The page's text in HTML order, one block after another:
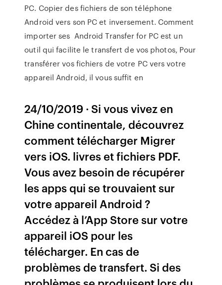
PC. Copier des fichiers de son téléphone
Android vers son PC et inversement. Comment
importer ses Android Transfer for PC est un
outil qui facilite le transfert de vos photos, Pour
transférer vos fichiers de votre PC vers votre
appareil Android, il vous suffit en
24/10/2019 · Si vous vivez en
Chine continentale, découvrez
comment télécharger Migrer
vers iOS. livres et fichiers PDF.
Vous avez besoin de récupérer
les apps qui se trouvaient sur
votre appareil Android ?
Accédez à l’App Store sur votre
appareil iOS pour les
télécharger. En cas de
problèmes de transfert. Si des